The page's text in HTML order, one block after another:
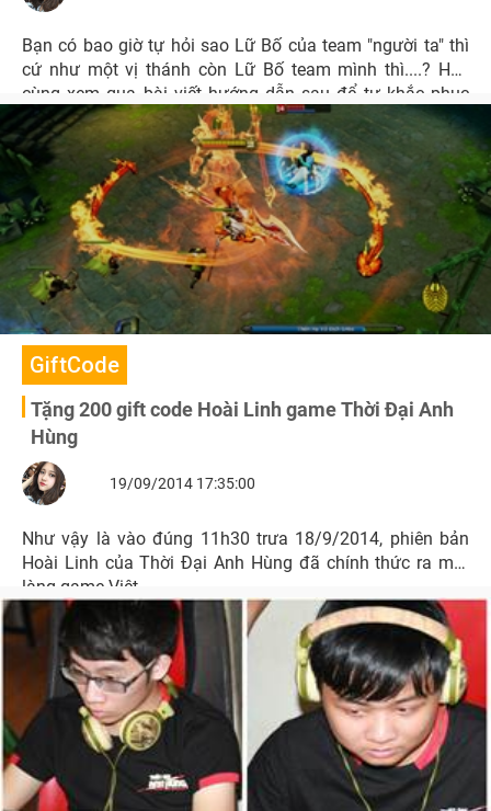
Bạn có bao giờ tự hỏi sao Lữ Bố của team "người ta" thì
cứ như một vị thánh còn Lữ Bố team mình thì....? Hãy
cùng xem qua bài viết hướng dẫn sau để tự khắc phục
vấn nạn Lữ Bố "của người ta" và Lữ Bố nhà mình!
GiftCode
Tặng 200 gift code Hoài Linh game Thời Đại Anh
Hùng
19/09/2014 17:35:00
Như vậy là vào đúng 11h30 trưa 18/9/2014, phiên bản
Hoài Linh của Thời Đại Anh Hùng đã chính thức ra mắt
làng game Việt.